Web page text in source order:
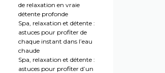
de relaxation en vraie
détente profonde
Spa, relaxation et détente :
astuces pour profiter de
chaque instant dans l’eau
chaude
Spa, relaxation et détente :
astuces pour profiter d’un